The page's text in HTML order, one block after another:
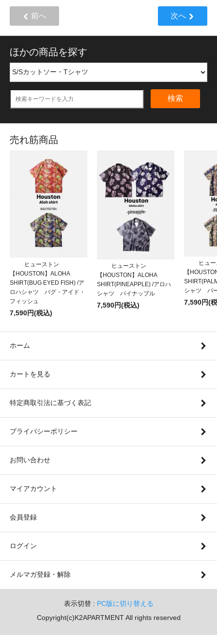
前へ 次へ
ほかの商品を探す
検索
売れ筋商品
ヒューストン
【HOUSTON】ALOHA
SHIRT(BUG EYED FISH) /ア
ロハシャツ バグ・アイド・
フィッシュ
7,590円(税込)
ヒューストン
【HOUSTON】ALOHA
SHIRT(PINEAPPLE) /アロハ
シャツ パイナップル
7,590円(税込)
ヒュ
【
シャツ パ
7,590円(
ホーム
カートを見る
特定商取引法に基づく表記
プライバシーポリシー
お問い合わせ
マイアカウント
会員登録
ログイン
メルマガ登録・解除
表示切替 : PC版に切り替える
Copyright(c)K2APARTMENT All rights reserved